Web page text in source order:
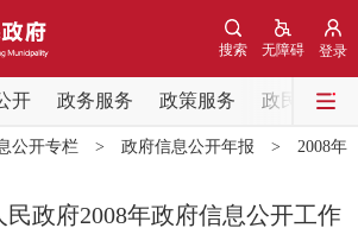
登录
无障碍
搜索
开 政务服务 政策服务 政民互动
国务院信息 中央部委动态
公开专栏> 政府信息公开年报 > 2008年
政府2008年政府信息公开工作